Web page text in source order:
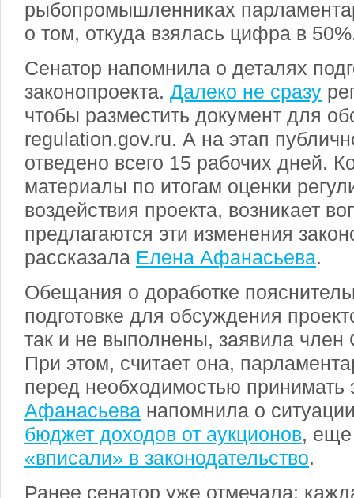
рыбопромышленниках
о том, откуда взялась цифра в
Сенатор напомнила о деталях
законопроекта. Далеко не сразу
чтобы разместить документ для
regulation.gov.ru. А на этап
отведено всего 15 рабочих дней.
материалы по итогам оценки
воздействия проекта, возникает
предлагаются эти изменения
рассказала Елена Афанасьева.
Обещания о доработке
подготовке для обсуждения
так и не выполнены, заявила
При этом, считает она,
перед необходимостью принимать
Афанасьева напомнила о
бюджет доходов от аукционов,
«вписали» в законодательство.
Ранее сенатор уже отмечала: